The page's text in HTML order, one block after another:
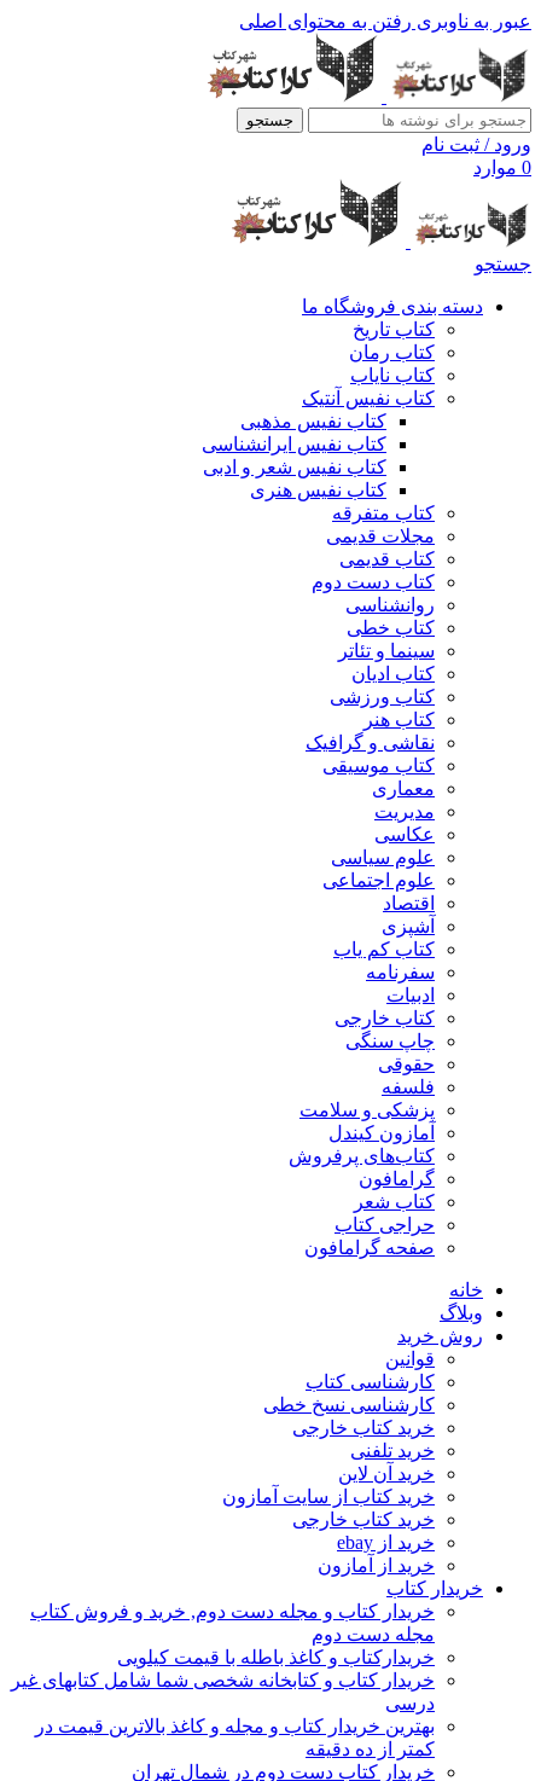
عبور به ناوبری رفتن به محتوای اصلی
جستجو
ورود / ثبت نام
0 موارد
جستجو
دسته بندی فروشگاه ما
کتاب تاریخ
کتاب رمان
کتاب نایاب
کتاب نفیس آنتیک
کتاب نفیس مذهبی
کتاب نفیس ایرانشناسی
کتاب نفیس شعر و ادبی
کتاب نفیس هنری
کتاب متفرقه
مجلات قدیمی
کتاب قدیمی
کتاب دست دوم
روانشناسی
کتاب خطی
سینما و تئاتر
کتاب ادیان
کتاب ورزشی
کتاب هنر
نقاشی و گرافیک
کتاب موسیقی
معماری
مدیریت
عکاسی
علوم سیاسی
علوم اجتماعی
اقتصاد
آشپزی
کتاب کم یاب
سفرنامه
ادبیات
کتاب خارجی
چاپ سنگی
حقوقی
فلسفه
پزشکی و سلامت
آمازون کیندل
کتاب‌های پرفروش
گرامافون
کتاب شعر
حراجی کتاب
صفحه گرامافون
خانه
وبلاگ
روش خرید
قوانین
کارشناسی کتاب
کارشناسی نسخ خطی
خرید کتاب خارجی
خرید تلفنی
خرید آن لاین
خرید کتاب از سایت آمازون
خرید کتاب خارجی
خرید از ebay
خرید از آمازون
خریدار کتاب
خریدار کتاب و مجله دست دوم, خرید و فروش کتاب
مجله دست دوم
خریدارکتاب و کاغذ باطله با قیمت کیلویی
خریدار کتاب و کتابخانه شخصی شما شامل کتابهای غیر
درسی
بهترین خریدار کتاب و مجله و کاغذ بالاترین قیمت در
کمتر از ده دقیقه
خریدار کتاب دست دوم در شمال تهران